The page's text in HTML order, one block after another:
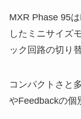
MXR Phase 95
したミニサイズ
ック回路の切り
コンパクトさと
やFeedbackの個